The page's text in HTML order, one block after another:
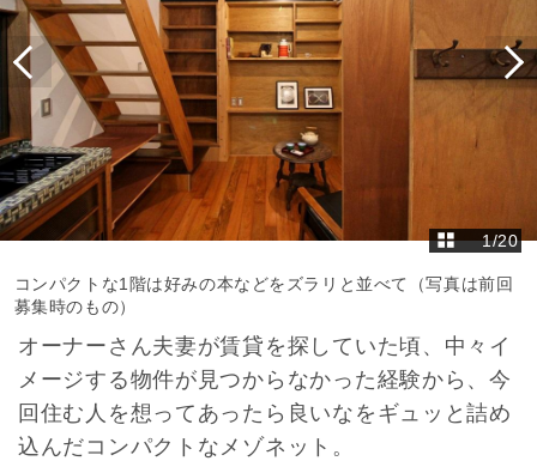
1/20
コンパクトな1階は好みの本などをズラリと並べて（写真は前回
募集時のもの）
オーナーさん夫妻が賃貸を探していた頃、中々イ
メージする物件が見つからなかった経験から、今
回住む人を想ってあったら良いなをギュッと詰め
込んだコンパクトなメゾネット。